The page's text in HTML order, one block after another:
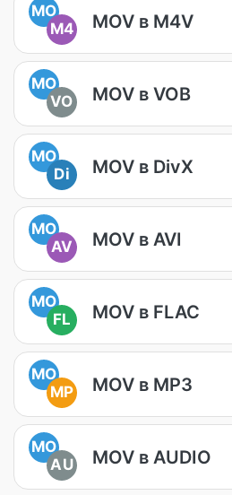
MO
M4
MOV в M4V
MO
VO
MOV в VOB
MO
Di
MOV в DivX
MO
AV
MOV в AVI
MO
FL
MOV в FLAC
MO
MP
MOV в MP3
MO
AU
MOV в AUDIO